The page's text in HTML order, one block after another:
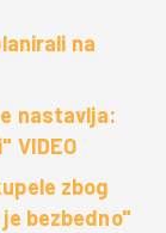
na
nastavlja:
VIDEO
zbog
bezbedno"